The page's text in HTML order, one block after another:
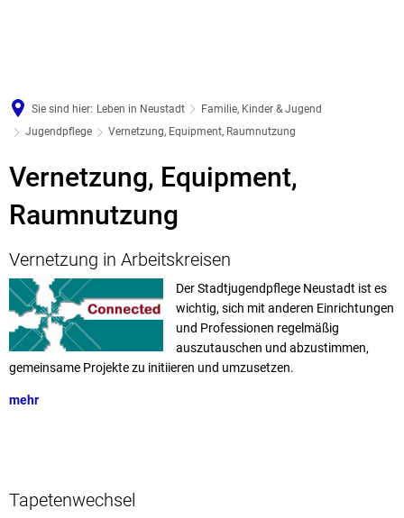
Sie sind hier: Leben in Neustadt
Familie, Kinder & Jugend
Jugendpflege
Vernetzung, Equipment, Raumnutzung
Vernetzung,
Equipment,
Vernetzung, Equipment,
Raumnutzung
Vernetzung in Arbeitskreisen
Der Stadtjugendpflege Neustadt ist es
wichtig, sich mit anderen Einrichtungen
und Professionen regelmäßig
auszutauschen und abzustimmen,
gemeinsame Projekte zu initiieren und umzusetzen.
mehr
Tapetenwechsel